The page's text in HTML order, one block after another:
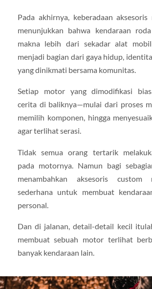
Pada akhirnya, keberadaan
menunjukkan bahwa kendaraan
makna lebih dari sekadar alat
menjadi bagian dari gaya hidup,
yang dinikmati bersama komunitas.
Setiap motor yang dimodifikasi
cerita di baliknya—mulai dari proses
memilih komponen, hingga
agar terlihat serasi.
Tidak semua orang tertarik
pada motornya. Namun bagi
menambahkan aksesoris custom
sederhana untuk membuat
personal.
Dan di jalanan, detail-detail kecil
membuat sebuah motor terlihat
banyak kendaraan lain.